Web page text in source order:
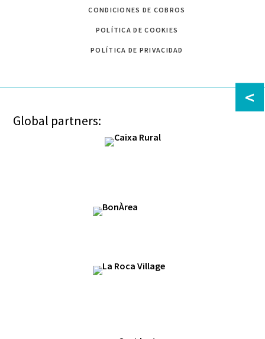
CONDICIONES DE COBROS
POLÍTICA DE COOKIES
POLÍTICA DE PRIVACIDAD
Global partners:
<